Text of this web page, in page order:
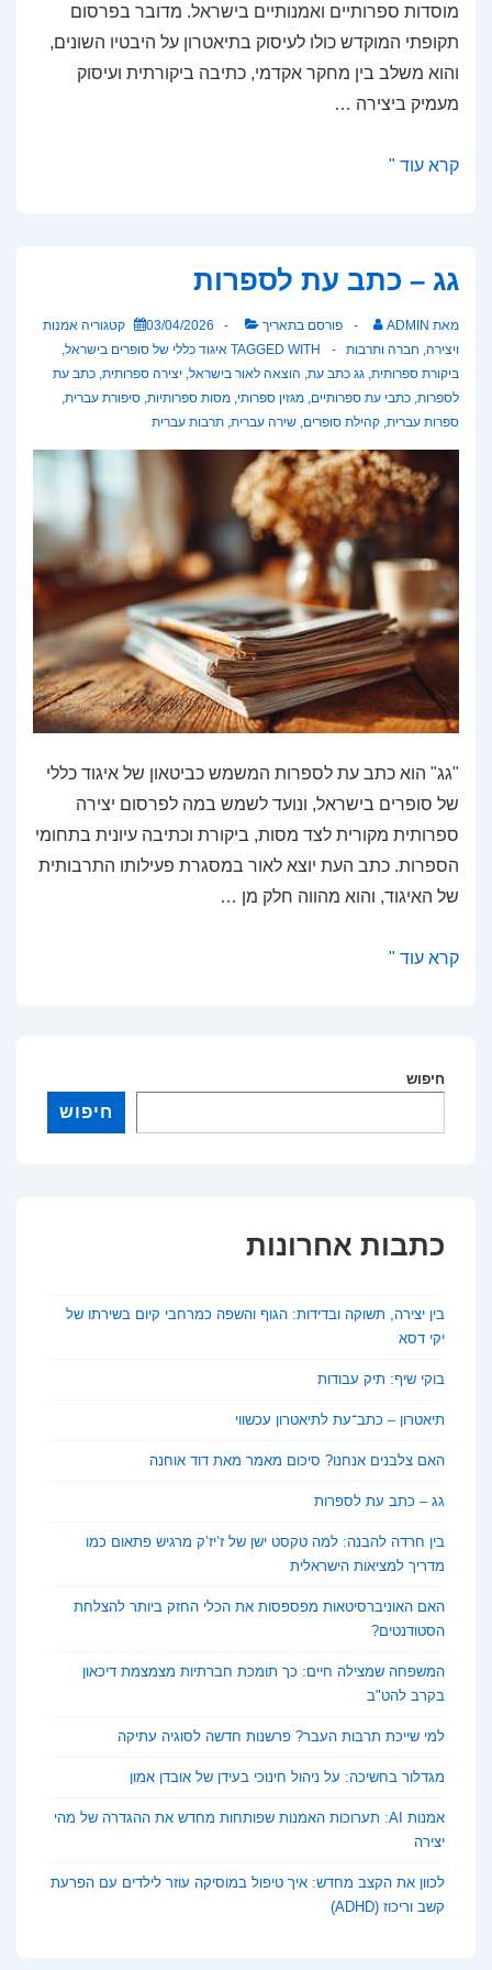
מוסדות ספרותיים ואמנותיים בישראל. מדובר בפרסום
תקופתי המוקדש כולו לעיסוק בתיאטרון על היבטיו השונים,
והוא משלב בין מחקר אקדמי, כתיבה ביקורתית ועיסוק
מעמיק ביצירה …
תיאטרון
עכשווי
קרא עוד "
גג – כתב עת לספרות
מאת ADMIN פורסם בתאריך 03/04/2026 קטגוריה אמנות
ויצירה חברה ותרבות TAGGED WITH איגוד כללי של סופרים בישראל
ביקורת ספרותית גג כתב עת הוצאה לאור בישראל יצירה ספרותית כתב עת
לספרות כתבי עת ספרותיים מגזין ספרותי מסות ספרותיות סיפורת עברית
ספרות עברית קהילת סופרים שירה עברית תרבות עברית
"גג" הוא כתב עת לספרות המשמש כביטאון של איגוד כללי
של סופרים בישראל, ונועד לשמש במה לפרסום יצירה
ספרותית מקורית לצד מסות, ביקורת וכתיבה עיונית בתחומי
הספרות. כתב העת יוצא לאור במסגרת פעילותו התרבותית
של האיגוד, והוא מהווה חלק מן …
גג
לספרות
קרא עוד "
חיפוש
חיפוש
כתבות אחרונות
בין יצירה, תשוקה ובדידות: הגוף והשפה כמרחבי קיום בשירתו של
יקי דסא
בוקי שיף: תיק עבודות
תיאטרון – כתב־עת לתיאטרון עכשווי
האם צלבנים אנחנו? סיכום מאמר מאת דוד אוחנה
גג – כתב עת לספרות
בין חרדה להבנה: למה טקסט ישן של ז’יז’ק מרגיש פתאום כמו
מדריך למציאות הישראלית
האם האוניברסיטאות מפספסות את הכלי החזק ביותר להצלחת
הסטודנטים?
המשפחה שמצילה חיים: כך תומכת חברתיות מצמצמת דיכאון
בקרב להט"ב
למי שייכת תרבות העבר? פרשנות חדשה לסוגיה עתיקה
מגדלור בחשיכה: על ניהול חינוכי בעידן של אובדן אמון
אמנות AI: תערוכות האמנות שפותחות מחדש את ההגדרה של מהי
יצירה
לכוון את הקצב מחדש: איך טיפול במוסיקה עוזר לילדים עם הפרעת
קשב וריכוז (ADHD)